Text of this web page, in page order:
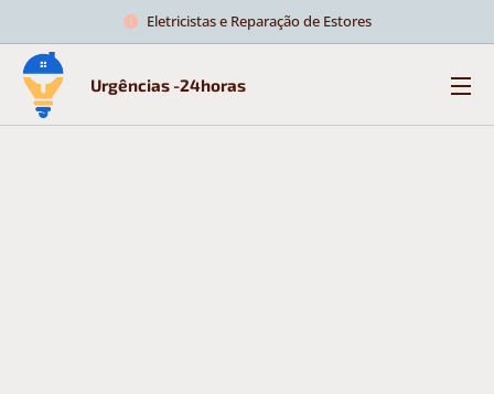
Eletricistas e Reparação de Estores
Urgências -24horas